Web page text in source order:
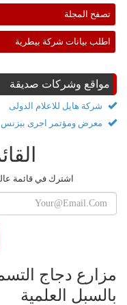
تصفح المجلة
اطلب بيانات شركة بيطرية
مواقع وشركات صديقة
شركة هايل للاعلام الدولى
معرض ومؤتمر اجرى بيزنس
اشترك في قائمة
مزارع دجاج
بالسبل العلمية